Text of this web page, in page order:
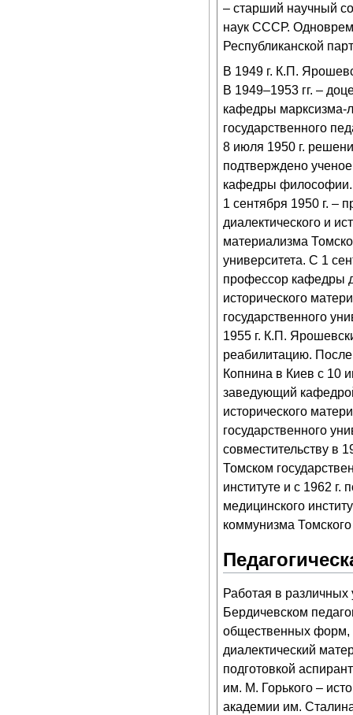
– старший научный
наук СССР.
Республиканской
В 1949 г. К.П.
В 1949–1953 гг. –
кафедры марксизма-
государственного
8 июля 1950 г.
подтверждено
кафедры философии.
1 сентября 1950 г. –
диалектического и
материализма
университета. С 1
профессор кафедры
исторического
государственного
1955 г. К.П.
реабилитацию.
Копнина в Киев с 10
заведующий
исторического
государственного
совместительству в
Томском
институте и с 1962
медицинского
коммунизма Томского
Работая в
Бердичевском
общественных форм,
диалектический
подготовкой
им. М. Горького –
академии им.